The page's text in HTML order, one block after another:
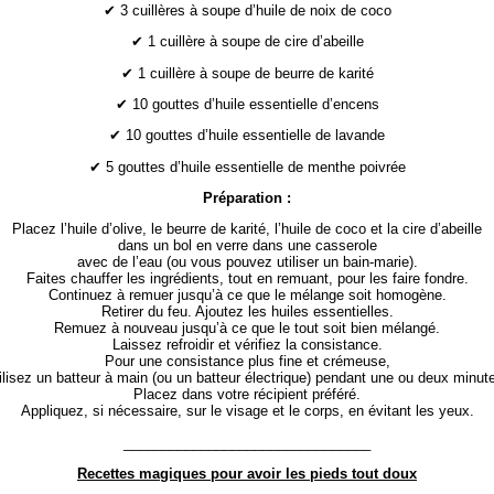
✔ 3 cuillères à soupe d’huile de noix de coco
✔ 1 cuillère à soupe de cire d’abeille
✔ 1 cuillère à soupe de beurre de karité
✔ 10 gouttes d’huile essentielle d’encens
✔ 10 gouttes d’huile essentielle de lavande
✔ 5 gouttes d’huile essentielle de menthe poivrée
Préparation :
Placez l’huile d’olive, le beurre de karité, l’huile de coco et la cire d’abeille
dans un bol en verre dans une casserole
avec de l’eau (ou vous pouvez utiliser un bain-marie).
Faites chauffer les ingrédients, tout en remuant, pour les faire fondre.
Continuez à remuer jusqu’à ce que le mélange soit homogène.
Retirer du feu. Ajoutez les huiles essentielles.
Remuez à nouveau jusqu’à ce que le tout soit bien mélangé.
Laissez refroidir et vérifiez la consistance.
Pour une consistance plus fine et crémeuse,
un batteur à main (ou un batteur électrique) pendant une ou deux
Placez dans votre récipient préféré.
Appliquez, si nécessaire, sur le visage et le corps, en évitant les yeux.
Recettes magiques pour avoir les pieds tout doux